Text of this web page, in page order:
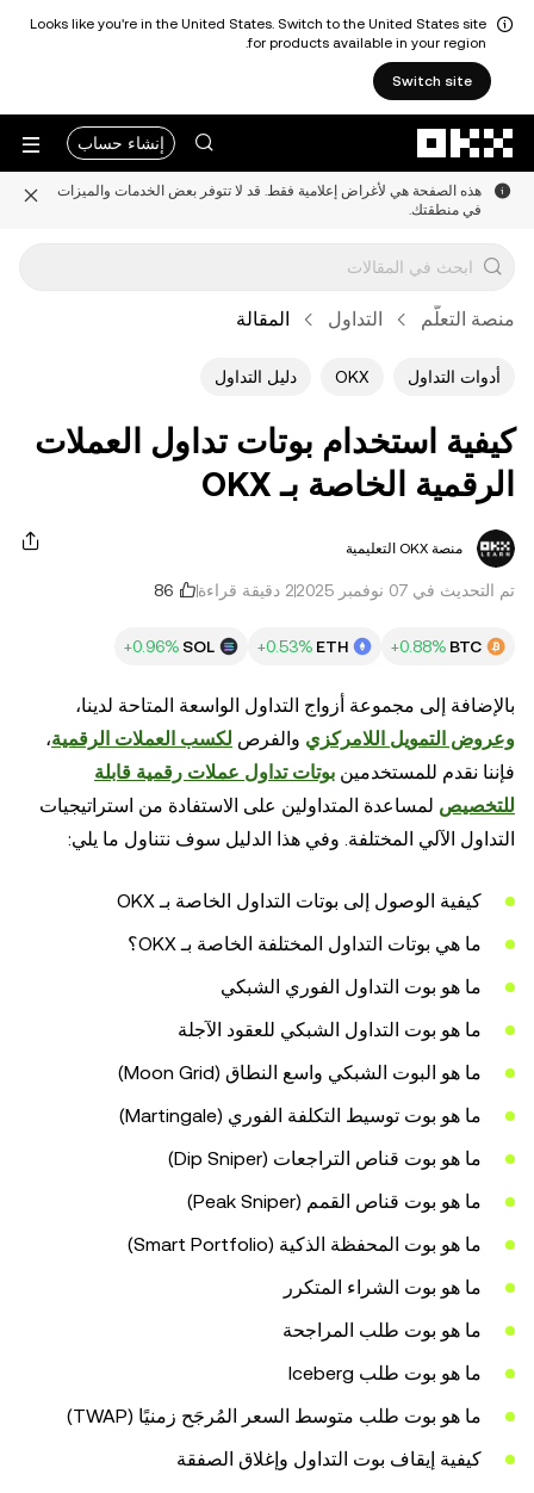
Looks like you're in the United States. Switch to the United States site
for products available in your region.
Switch site
إنشاء حساب
هذه الصفحة هي لأغراض إعلامية فقط. قد لا تتوفر بعض الخدمات والميزات
في منطقتك.
منصة التعلُّم التداول المقالة
أدوات التداول OKX دليل التداول
كيفية استخدام بوتات تداول العملات
الرقمية الخاصة بـ OKX
منصة OKX التعليمية
تم التحديث في ‏07 نوفمبر 2025 2 دقيقة قراءة
BTC
ETH
SOL
بالإضافة إلى مجموعة أزواج التداول الواسعة المتاحة لدينا،
وعروض التمويل اللامركزي والفرص لكسب العملات الرقمية،
فإننا نقدم للمستخدمين بوتات تداول عملات رقمية قابلة
للتخصيص لمساعدة المتداولين على الاستفادة من استراتيجيات
التداول الآلي المختلفة. وفي هذا الدليل سوف نتناول ما يلي:
كيفية الوصول إلى بوتات التداول الخاصة بـ OKX
ما هي بوتات التداول المختلفة الخاصة بـ OKX؟
ما هو بوت التداول الفوري الشبكي
ما هو بوت التداول الشبكي للعقود الآجلة
ما هو البوت الشبكي واسع النطاق (Moon Grid)
ما هو بوت توسيط التكلفة الفوري (Martingale)
ما هو بوت قناص التراجعات (Dip Sniper)
ما هو بوت قناص القمم (Peak Sniper)
ما هو بوت المحفظة الذكية (Smart Portfolio)
ما هو بوت الشراء المتكرر
ما هو بوت طلب المراجحة
ما هو بوت طلب Iceberg
ما هو بوت طلب متوسط السعر المُرجَح زمنيًا (TWAP)
كيفية إيقاف بوت التداول وإغلاق الصفقة